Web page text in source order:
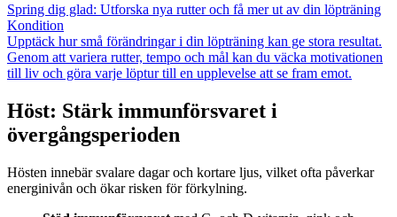
Spring dig glad: Utforska nya rutter och få mer ut av din löpträning
Kondition
Upptäck hur små förändringar i din löpträning kan ge stora resultat.
Genom att variera rutter, tempo och mål kan du väcka motivationen
till liv och göra varje löptur till en upplevelse att se fram emot.
Höst: Stärk immunförsvaret i
övergångsperioden
Hösten innebär svalare dagar och kortare ljus, vilket ofta påverkar
energinivån och ökar risken för förkylning.